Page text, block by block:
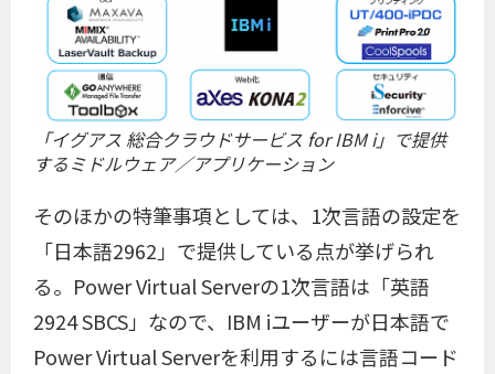
「イグアス 総合クラウドサービス for IBM i」で提供
するミドルウェア／アプリケーション
そのほかの特筆事項としては、1次言語の設定を
「日本語2962」で提供している点が挙げられ
る。Power Virtual Serverの1次言語は「英語
2924 SBCS」なので、IBM iユーザーが日本語で
Power Virtual Serverを利用するには言語コード